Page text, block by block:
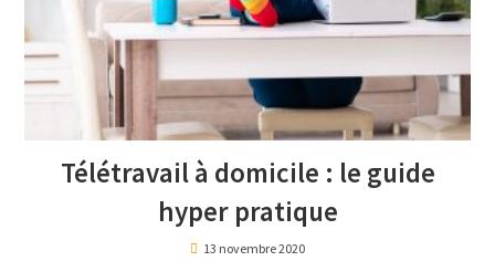
Télétravail à domicile : le guide
hyper pratique
13 novembre 2020